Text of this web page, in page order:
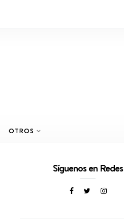
OTROS
Síguenos en Redes